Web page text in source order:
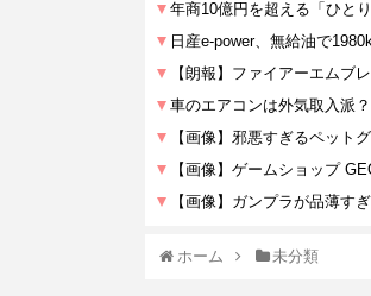
ホーム 未分類